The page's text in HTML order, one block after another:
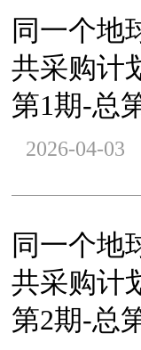
同一个地
共采购计
第1期-总
2026-04-03
同一个地
共采购计
第2期-总